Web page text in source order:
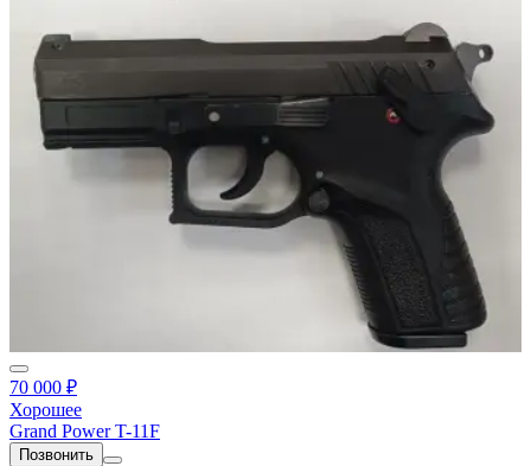
70 000 ₽
Хорошее
Grand Power T-11F
Позвонить